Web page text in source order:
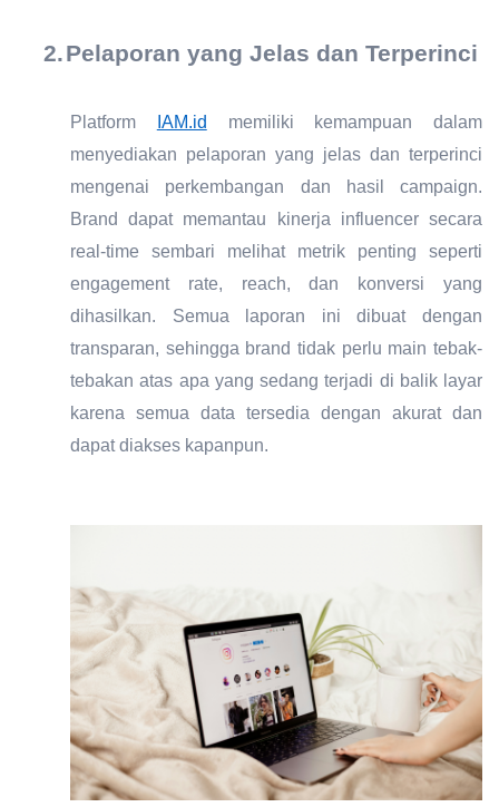
2.Pelaporan yang Jelas dan Terperinci
Platform IAM.id
memiliki kemampuan dalam
menyediakan pelaporan yang jelas dan terperinci
mengenai perkembangan dan hasil campaign.
Brand dapat memantau kinerja influencer secara
real-time sembari melihat metrik penting seperti
engagement rate, reach, dan konversi yang
dihasilkan. Semua laporan ini dibuat dengan
transparan, sehingga brand tidak perlu main tebak-
tebakan atas apa yang sedang terjadi di balik layar
karena semua data tersedia dengan akurat dan
dapat diakses kapanpun.